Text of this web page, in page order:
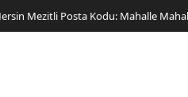
Mezitli Posta Kodu: Mahalle